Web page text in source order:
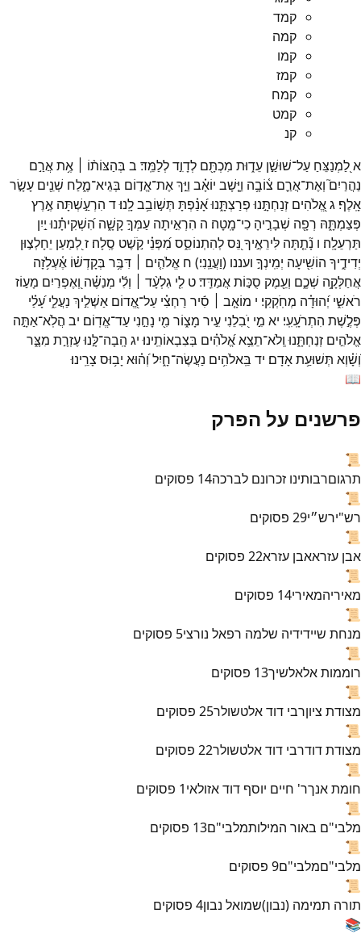
קמד
קמה
קמו
קמז
קמח
קמט
קנ
אלַ֭מְנַצֵּחַ עַל־שׁוּשַׁ֣ן עֵד֑וּת מִכְתָּ֖ם לְדָוִ֣דלְלַמֵּֽד׃ ב בְּהַצּוֹת֨וֹ ׀ אֶ֥תאֲרַ֣ם
נַהֲרַיִם֮ וְאֶת־אֲרַ֪ם צ֫וֹבָ֥ה וַיָּ֤שָׁב יוֹאָ֗ב וַיַּ֣ךְאֶת־אֱד֣וֹם בְּגֵיא־מֶ֑לַח שְׁנֵ֖ים עָשָׂ֣ר
אָֽלֶף׃ גאֱ֭לֹהִים זְנַחְתָּ֣נוּ פְרַצְתָּ֑נוּאָ֝נַ֗פְתָּ תְּשׁ֣וֹבֵ֥בלָֽנוּ׃ד הִרְעַ֣שְׁתָּה אֶ֣רֶץ
פְּצַמְתָּ֑הּ רְפָ֖ה שְׁבָרֶ֣יהָ כִי־מָֽטָה׃ ה הִרְאִ֣יתָה עַמְּךָ֣קָשָׁ֑ה הִ֝שְׁקִיתָ֗נוּ יַ֣יִן
תַּרְעֵלָֽה׃ ו נָ֘תַ֤תָּה לִּירֵאֶ֣יךָ נֵּ֭סלְהִתְנוֹסֵ֑סמִ֝פְּנֵ֗י קֹ֣שֶׁט סֶֽלָה׃ זלְ֭מַעַן יֵחָלְצ֣וּן
יְדִידֶ֑יךָ הוֹשִׁ֖יעָה יְמִֽינְךָ֣ ועננו (וַעֲנֵֽנִי׃) ח אֱלֹהִ֤ים ׀ דִּבֶּ֥ר בְּקָדְשׁ֗וֹ אֶ֫עְלֹ֥זָה
אֲחַלְּקָ֥ה שְׁכֶ֑ם וְעֵ֖מֶק סֻכּ֣וֹתאֲמַדֵּֽד׃ט לִ֤י גִלְעָ֨ד ׀ וְלִ֬י מְנַשֶּׁ֗ה וְ֭אֶפְרַיִם מָע֣וֹז
רֹאשִׁ֑י יְ֝הוּדָ֗ה מְחֹֽקְקִי׃ י מוֹאָ֤ב ׀ סִ֬יר רַחְצִ֗י עַל־אֱ֭דוֹם אַשְׁלִ֣יךְ נַעֲלִ֑י עָ֝לַ֗י
פְּלֶ֣שֶׁת הִתְרֹעָֽעִֽי׃ יא מִ֣י יֹ֭בִלֵנִי עִ֣יר מָצ֑וֹר מִ֖י נָחַ֣נִי עַד־אֱדֽוֹם׃ יב הֲלֹֽא־אַתָּ֣ה
אֱלֹהִ֣ים זְנַחְתָּ֑נוּ וְֽלֹא־תֵצֵ֥אאֱ֝לֹהִ֗ים בְּצִבְאוֹתֵֽינוּ׃ יג הָֽבָה־לָּ֣נוּעֶזְרָ֣ת מִצָּ֑ר
וְ֝שָׁ֗וְא תְּשׁוּעַ֥תאָדָם׃ יד בֵּֽאלֹהִ֥ים נַעֲשֶׂה־חָ֑יִלוְ֝ה֗וּא יָב֥וּס צָרֵֽינוּ׃
📖
פרשנים על הפרק
📜
תרגוםרבותינו זכרונם לברכה14 פסוקים
📜
רש"ירש״י29 פסוקים
📜
אבן עזראאבן עזרא22 פסוקים
📜
מאיריהמאירי14 פסוקים
📜
מנחת שיידידיה שלמה רפאל נורצי5 פסוקים
📜
רוממות אלאלשיך13 פסוקים
📜
מצודת ציוןרבי דוד אלטשולר25 פסוקים
📜
מצודת דודרבי דוד אלטשולר22 פסוקים
📜
חומת אנךר' חיים יוסף דוד אזולאי1 פסוקים
📜
מלבי"ם באור המילותמלבי"ם13 פסוקים
📜
מלבי"םמלבי"ם9 פסוקים
📜
תורה תמימה (נבון)שמואל נבון4 פסוקים
📚